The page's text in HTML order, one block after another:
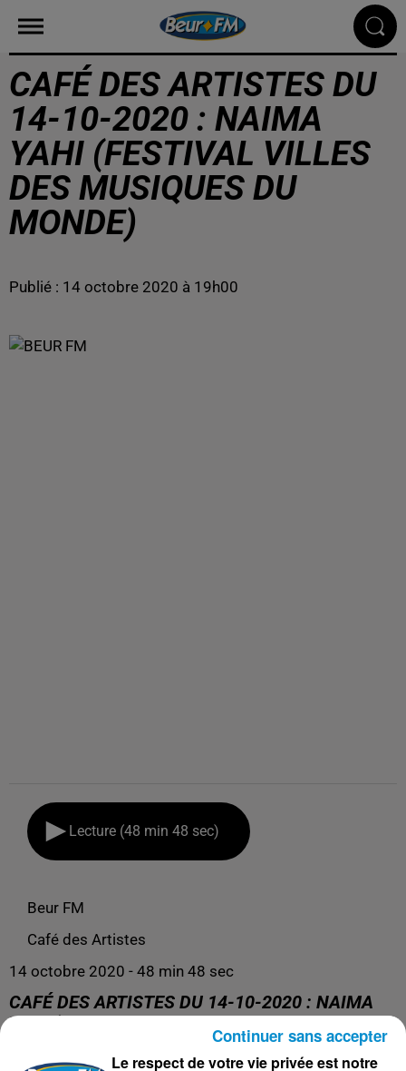
CAFÉ DES ARTISTES DU
14-10-2020 : NAIMA
YAHI (FESTIVAL VILLES
DES MUSIQUES DU
MONDE)
Publié : 14 octobre 2020 à 19h00
Lecture (48 min 48 sec)
Beur FM
Café des Artistes
14 octobre 2020 - 48 min 48 sec
CAFÉ DES ARTISTES DU 14-10-2020 : NAIMA
YAHI (FESTIVAL VILLES DES MUSIQUES DU
Le respect de votre vie privée est notre
Continuer sans accepter